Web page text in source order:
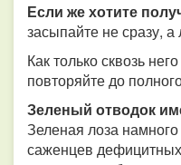
Если же хотите
засыпайте не сразу,
Как только сквозь
повторяйте до
Зеленый отводок
Зеленая лоза
саженцев